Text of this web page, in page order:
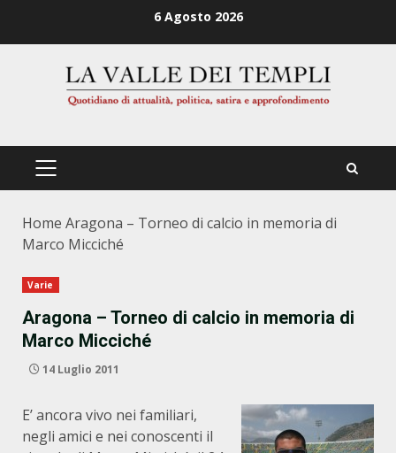
6 Agosto 2026
PRIMÄRES
Home Aragona – Torneo di calcio in memoria di
Marco Micciché
Varie
Aragona – Torneo di calcio in memoria di
Marco Micciché
14 Luglio 2011
E’ ancora vivo nei familiari,
negli amici e nei conoscenti il